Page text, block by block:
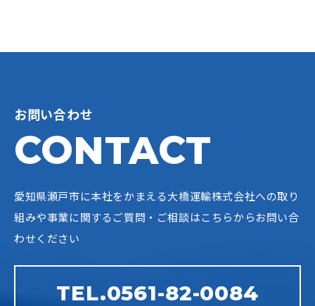
お問い合わせ
CONTACT
愛知県瀬戸市に本社をかまえる大橋運輸株式会社への取り
組みや事業に関するご質問・ご相談はこちらからお問い合
わせください
TEL.0561-82-0084